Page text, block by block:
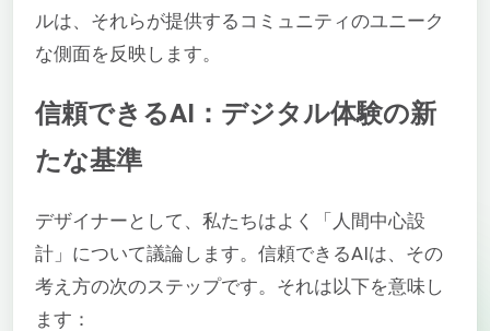
ルは、それらが提供するコミュニティのユニーク
な側面を反映します。
信頼できるAI：デジタル体験の新
たな基準
デザイナーとして、私たちはよく「人間中心設
計」について議論します。信頼できるAIは、その
考え方の次のステップです。それは以下を意味し
ます：